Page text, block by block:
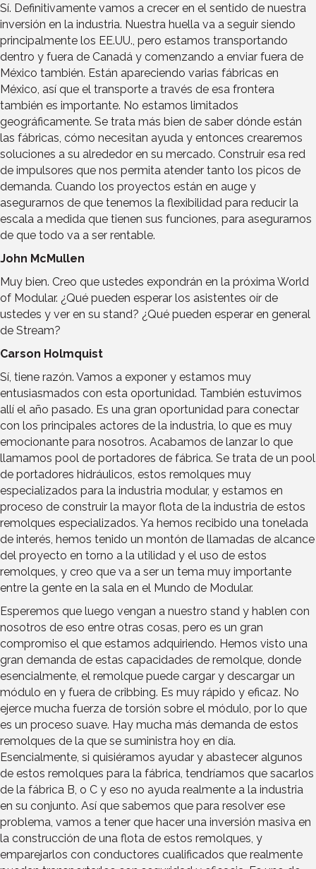
Sí. Definitivamente vamos a crecer en el sentido de nuestra
inversión en la industria. Nuestra huella va a seguir siendo
principalmente los EE.UU., pero estamos transportando
dentro y fuera de Canadá y comenzando a enviar fuera de
México también. Están apareciendo varias fábricas en
México, así que el transporte a través de esa frontera
también es importante. No estamos limitados
geográficamente. Se trata más bien de saber dónde están
las fábricas, cómo necesitan ayuda y entonces crearemos
soluciones a su alrededor en su mercado. Construir esa red
de impulsores que nos permita atender tanto los picos de
demanda. Cuando los proyectos están en auge y
asegurarnos de que tenemos la flexibilidad para reducir la
escala a medida que tienen sus funciones, para asegurarnos
de que todo va a ser rentable.
John McMullen
Muy bien. Creo que ustedes expondrán en la próxima World
of Modular. ¿Qué pueden esperar los asistentes oír de
ustedes y ver en su stand? ¿Qué pueden esperar en general
de Stream?
Carson Holmquist
Sí, tiene razón. Vamos a exponer y estamos muy
entusiasmados con esta oportunidad. También estuvimos
allí el año pasado. Es una gran oportunidad para conectar
con los principales actores de la industria, lo que es muy
emocionante para nosotros. Acabamos de lanzar lo que
llamamos pool de portadores de fábrica. Se trata de un pool
de portadores hidráulicos, estos remolques muy
especializados para la industria modular, y estamos en
proceso de construir la mayor flota de la industria de estos
remolques especializados. Ya hemos recibido una tonelada
de interés, hemos tenido un montón de llamadas de alcance
del proyecto en torno a la utilidad y el uso de estos
remolques, y creo que va a ser un tema muy importante
entre la gente en la sala en el Mundo de Modular.
Esperemos que luego vengan a nuestro stand y hablen con
nosotros de eso entre otras cosas, pero es un gran
compromiso el que estamos adquiriendo. Hemos visto una
gran demanda de estas capacidades de remolque, donde
esencialmente, el remolque puede cargar y descargar un
módulo en y fuera de cribbing. Es muy rápido y eficaz. No
ejerce mucha fuerza de torsión sobre el módulo, por lo que
es un proceso suave. Hay mucha más demanda de estos
remolques de la que se suministra hoy en día.
Esencialmente, si quisiéramos ayudar y abastecer algunos
de estos remolques para la fábrica, tendríamos que sacarlos
de la fábrica B, o C y eso no ayuda realmente a la industria
en su conjunto. Así que sabemos que para resolver ese
problema, vamos a tener que hacer una inversión masiva en
la construcción de una flota de estos remolques, y
emparejarlos con conductores cualificados que realmente